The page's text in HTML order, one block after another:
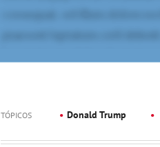
TÓPICOS Donald Trump